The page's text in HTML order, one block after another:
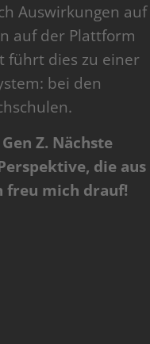
Auswirkungen auf
auf der Plattform
führt dies zu einer
bei den
Z. Nächste
die aus
freu mich drauf!